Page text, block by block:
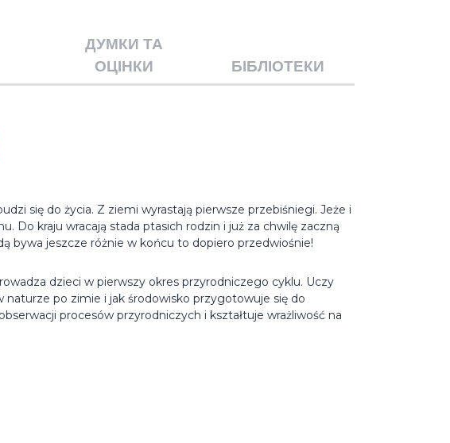
ДУМКИ ТА
ОЦІНКИ
БІБЛІОТЕКИ
się do życia. Z ziemi wyrastają pierwsze przebiśniegi. Jeże i
Do kraju wracają stada ptasich rodzin i już za chwilę zaczną
bywa jeszcze różnie w końcu to dopiero przedwiośnie!
dzieci w pierwszy okres przyrodniczego cyklu. Uczy
po zimie i jak środowisko przygotowuje się do
procesów przyrodniczych i kształtuje wrażliwość na